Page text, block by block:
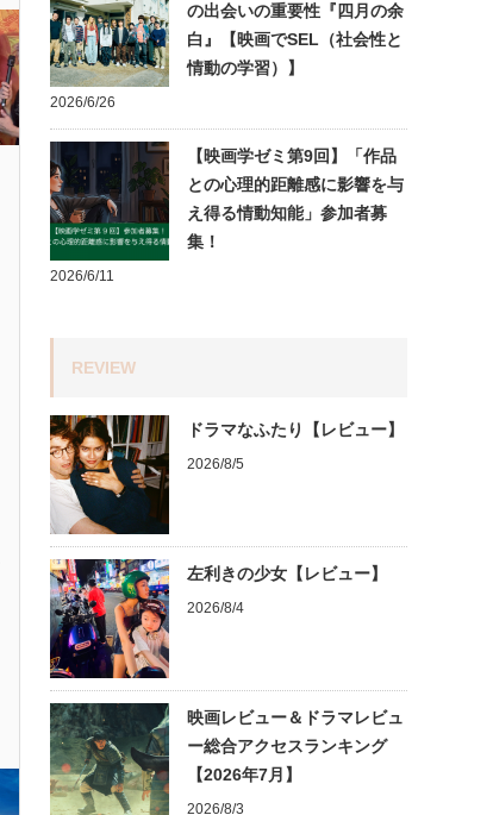
の出会いの重要性『四月の余
白』【映画でSEL（社会性と
情動の学習）】
2026/6/26
【映画学ゼミ第9回】「作品
との心理的距離感に影響を与
え得る情動知能」参加者募
集！
2026/6/11
REVIEW
ドラマなふたり【レビュー】
2026/8/5
左利きの少女【レビュー】
2026/8/4
映画レビュー＆ドラマレビュ
ー総合アクセスランキング
【2026年7月】
2026/8/3